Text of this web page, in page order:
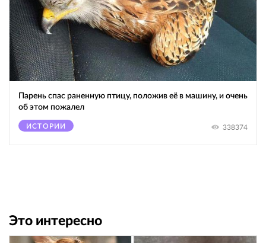
Парень спас раненную птицу, положив её в машину, и очень
об этом пожалел
ИСТОРИИ 338374
Это интересно